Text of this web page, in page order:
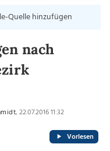
Quelle hinzufügen
nach
, 22.07.2016 11:32
Vorlesen